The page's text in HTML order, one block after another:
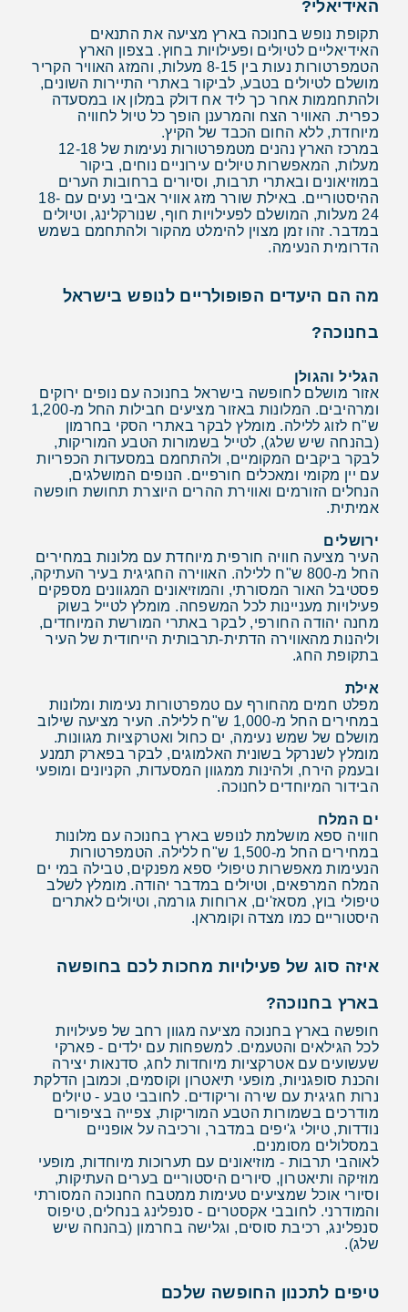
האידיאלי?
תקופת נופש בחנוכה בארץ מציעה את התנאים
האידיאליים לטיולים ופעילויות בחוץ. בצפון הארץ
הטמפרטורות נעות בין 8-15 מעלות, והמזג האוויר הקריר
מושלם לטיולים בטבע, לביקור באתרי התיירות השונים,
ולהתחממות אחר כך ליד אח דולק במלון או במסעדה
כפרית. האוויר הצח והמרענן הופך כל טיול לחוויה
מיוחדת, ללא החום הכבד של הקיץ.
במרכז הארץ נהנים מטמפרטורות נעימות של 12-18
מעלות, המאפשרות טיולים עירוניים נוחים, ביקור
במוזיאונים ובאתרי תרבות, וסיורים ברחובות הערים
ההיסטוריים. באילת שורר מזג אוויר אביבי נעים עם 18-
24 מעלות, המושלם לפעילויות חוף, שנורקלינג, וטיולים
במדבר. זהו זמן מצוין להימלט מהקור ולהתחמם בשמש
הדרומית הנעימה.
מה הם היעדים הפופולריים לנופש בישראל
בחנוכה?
הגליל והגולן
אזור מושלם לחופשה בישראל בחנוכה עם נופים ירוקים
ומרהיבים. המלונות באזור מציעים חבילות החל מ-1,200
ש"ח לזוג ללילה. מומלץ לבקר באתרי הסקי בחרמון
(בהנחה שיש שלג), לטייל בשמורות הטבע המוריקות,
לבקר ביקבים המקומיים, ולהתחמם במסעדות הכפריות
עם יין מקומי ומאכלים חורפיים. הנופים המושלגים,
הנחלים הזורמים ואווירת ההרים היוצרת תחושת חופשה
אמיתית.
ירושלים
העיר מציעה חוויה חורפית מיוחדת עם מלונות במחירים
החל מ-800 ש"ח ללילה. האווירה החגיגית בעיר העתיקה,
פסטיבל האור המסורתי, והמוזיאונים המגוונים מספקים
פעילויות מעניינות לכל המשפחה. מומלץ לטייל בשוק
מחנה יהודה החורפי, לבקר באתרי המורשת המיוחדים,
וליהנות מהאווירה הדתית-תרבותית הייחודית של העיר
בתקופת החג.
אילת
מפלט חמים מהחורף עם טמפרטורות נעימות ומלונות
במחירים החל מ-1,000 ש"ח ללילה. העיר מציעה שילוב
מושלם של שמש נעימה, ים כחול ואטרקציות מגוונות.
מומלץ לשנרקל בשונית האלמוגים, לבקר בפארק תמנע
ובעמק הירח, ולהינות ממגוון המסעדות, הקניונים ומופעי
הבידור המיוחדים לחנוכה.
ים המלח
חוויה ספא מושלמת לנופש בארץ בחנוכה עם מלונות
במחירים החל מ-1,500 ש"ח ללילה. הטמפרטורות
הנעימות מאפשרות טיפולי ספא מפנקים, טבילה במי ים
המלח המרפאים, וטיולים במדבר יהודה. מומלץ לשלב
טיפולי בוץ, מסאז'ים, ארוחות גורמה, וטיולים לאתרים
היסטוריים כמו מצדה וקומראן.
איזה סוג של פעילויות מחכות לכם בחופשה
בארץ בחנוכה?
חופשה בארץ בחנוכה מציעה מגוון רחב של פעילויות
לכל הגילאים והטעמים. למשפחות עם ילדים - פארקי
שעשועים עם אטרקציות מיוחדות לחג, סדנאות יצירה
והכנת סופגניות, מופעי תיאטרון וקוסמים, וכמובן הדלקת
נרות חגיגית עם שירה וריקודים. לחובבי טבע - טיולים
מודרכים בשמורות הטבע המוריקות, צפייה בציפורים
נודדות, טיולי ג'יפים במדבר, ורכיבה על אופניים
במסלולים מסומנים.
לאוהבי תרבות - מוזיאונים עם תערוכות מיוחדות, מופעי
מוזיקה ותיאטרון, סיורים היסטוריים בערים העתיקות,
וסיורי אוכל שמציעים טעימות ממטבח החנוכה המסורתי
והמודרני. לחובבי אקסטרים - סנפלינג בנחלים, טיפוס
סנפלינג, רכיבת סוסים, וגלישה בחרמון (בהנחה שיש
שלג).
טיפים לתכנון החופשה שלכם